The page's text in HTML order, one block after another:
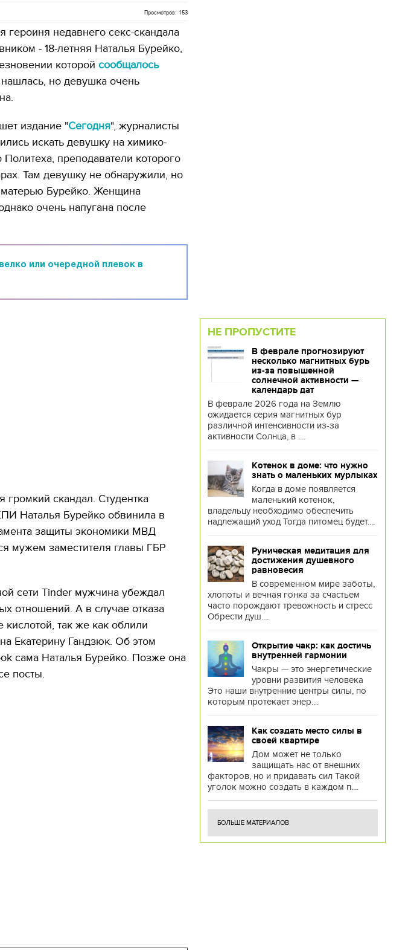
Просмотров: 153
героиня недавнего секс-скандала
- 18-летняя Наталья Бурейко,
которой сообщалось
нашлась, но девушка очень
издание "Сегодня", журналисты
искать девушку на химико-
преподаватели которого
Там девушку не обнаружили, но
Бурейко. Женщина
очень напугана после
или очередной плевок в
скандал. Студентка
Наталья Бурейко обвинила в
защиты экономики МВД
мужем заместителя главы ГБР
сети Tinder мужчина убеждал
отношений. А в случае отказа
кислотой, так же как облили
Екатерину Гандзюк. Об этом
сама Наталья Бурейко. Позже она
посты.
НЕ ПРОПУСТИТЕ
В феврале прогнозируют
несколько магнитных бурь
из-за повышенной
солнечной активности —
календарь дат
В феврале 2026 года на Землю
ожидается серия магнитных бур
различной интенсивности из-за
активности Солнца, в ....
Котенок в доме: что нужно
знать о маленьких мурлыках
Когда в доме появляется
маленький котенок,
владельцу необходимо обеспечить
надлежащий уход Тогда питомец будет....
Руническая медитация для
достижения душевного
равновесия
В современном мире заботы,
хлопоты и вечная гонка за счастьем
часто порождают тревожность и стресс
Обрести душ....
Открытие чакр: как достичь
внутренней гармонии
Чакры — это энергетические
уровни развития человека
Это наши внутренние центры силы, по
которым протекает энер....
Как создать место силы в
своей квартире
Дом может не только
защищать нас от внешних
факторов, но и придавать сил Такой
уголок можно создать в каждом п....
БОЛЬШЕ МАТЕРИАЛОВ